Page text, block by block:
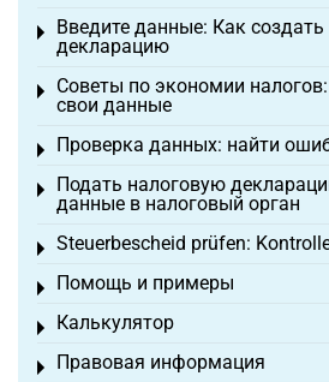
Введите данные: Как
декларацию
Toggle menu
Советы по экономии
свои данные
Toggle menu
Проверка данных: найти
Toggle menu
Подать налоговую
данные в налоговый орган
Toggle menu
Steuerbescheid prüfen:
Toggle menu
Помощь и примеры
Toggle menu
Калькулятор
Toggle menu
Правовая информация
Toggle menu